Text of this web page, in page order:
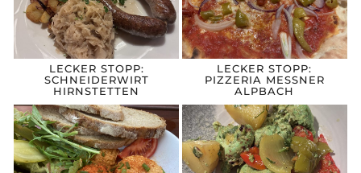
LECKER STOPP:
SCHNEIDERWIRT
HIRNSTETTEN
LECKER STOPP:
PIZZERIA MESSNER
ALPBACH